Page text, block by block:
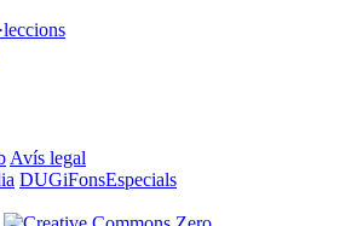
Avís legal
DUGiFonsEspecials